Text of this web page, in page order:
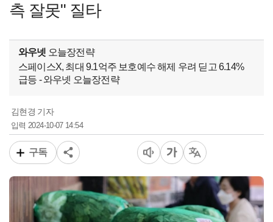
측 잘못" 질타
와우넷 오늘장전략
스페이스X, 최대 9.1억주 보호예수 해제 우려 딛고 6.14%
급등 - 와우넷 오늘장전략
김현경 기자
입력2024-10-07 14:54
구독